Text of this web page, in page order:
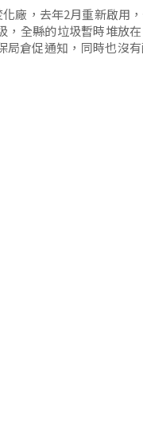
廠，去年2月重新啟用
，全縣的垃圾暫時堆放
局倉促通知，同時也沒